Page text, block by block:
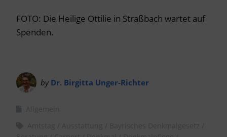
FOTO: Die Heilige Ottilie in Straßbach wartet auf
Spenden.
by Dr. Birgitta Unger-Richter